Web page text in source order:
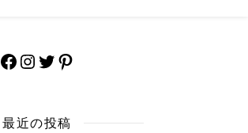
Facebook
Instagram
TwitterPinterest
最近の投稿